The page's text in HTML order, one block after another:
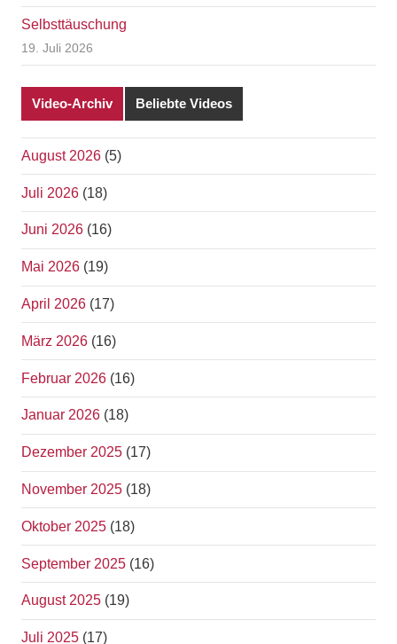
Selbsttäuschung
19. Juli 2026
Video-Archiv Beliebte Videos
August 2026 (5)
Juli 2026 (18)
Juni 2026 (16)
Mai 2026 (19)
April 2026 (17)
März 2026 (16)
Februar 2026 (16)
Januar 2026 (18)
Dezember 2025 (17)
November 2025 (18)
Oktober 2025 (18)
September 2025 (16)
August 2025 (19)
Juli 2025 (17)